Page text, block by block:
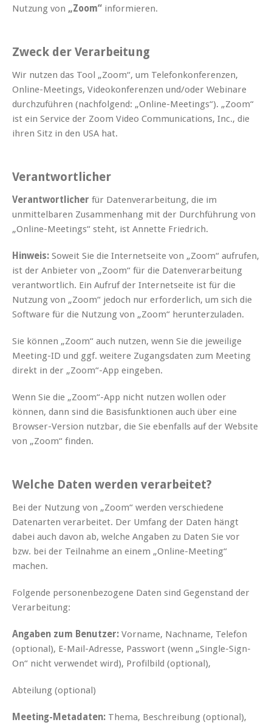
Nutzung von „Zoom“ informieren.
Zweck der Verarbeitung
Wir nutzen das Tool „Zoom“, um Telefonkonferenzen,
Online-Meetings, Videokonferenzen und/oder Webinare
durchzuführen (nachfolgend: „Online-Meetings“). „Zoom“
ist ein Service der Zoom Video Communications, Inc., die
ihren Sitz in den USA hat.
Verantwortlicher
Verantwortlicher für Datenverarbeitung, die im
unmittelbaren Zusammenhang mit der Durchführung von
„Online-Meetings“ steht, ist Annette Friedrich.
Hinweis: Soweit Sie die Internetseite von „Zoom“ aufrufen,
ist der Anbieter von „Zoom“ für die Datenverarbeitung
verantwortlich. Ein Aufruf der Internetseite ist für die
Nutzung von „Zoom“ jedoch nur erforderlich, um sich die
Software für die Nutzung von „Zoom“ herunterzuladen.
Sie können „Zoom“ auch nutzen, wenn Sie die jeweilige
Meeting-ID und ggf. weitere Zugangsdaten zum Meeting
direkt in der „Zoom“-App eingeben.
Wenn Sie die „Zoom“-App nicht nutzen wollen oder
können, dann sind die Basisfunktionen auch über eine
Browser-Version nutzbar, die Sie ebenfalls auf der Website
von „Zoom“ finden.
Welche Daten werden verarbeitet?
Bei der Nutzung von „Zoom“ werden verschiedene
Datenarten verarbeitet. Der Umfang der Daten hängt
dabei auch davon ab, welche Angaben zu Daten Sie vor
bzw. bei der Teilnahme an einem „Online-Meeting“
machen.
Folgende personenbezogene Daten sind Gegenstand der
Verarbeitung:
Angaben zum Benutzer: Vorname, Nachname, Telefon
(optional), E-Mail-Adresse, Passwort (wenn „Single-Sign-
On“ nicht verwendet wird), Profilbild (optional),
Abteilung (optional)
Meeting-Metadaten: Thema, Beschreibung (optional),